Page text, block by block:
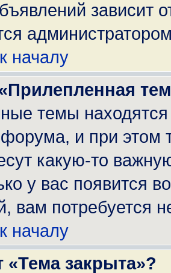
зависит
началу
темы
и при этом
какую-то
у вас появится
вам потребуется
началу
«Тема закрыта»?